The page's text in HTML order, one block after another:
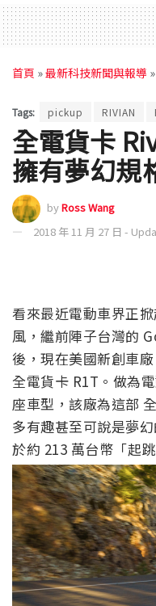
首頁 »最新科技新聞與報導 »
Tags: pickup RIVIAN
全電貨卡
擁有夢幻規
byRoss Wang
2018 年 11 月 27 日 -
看來最近電動車界正
風，繼前陣子台灣的
後，現在美國新創車
全電貨卡 R1T。做為
座車型，該廠為這部
多有趣甚至可說是夢
於約 213 萬台幣「起